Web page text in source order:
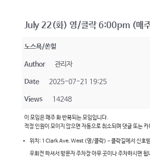
July 22(화) 영/클락 6:00pm (매
노스욕/쏜힐
Author 관리자
Date 2025-07-21 19:25
Views 14248
이 모임은 매주 화 반복되는 모임입니다.
적정 인원이 모이지 않으면 자동으로 취소되며 댓글 또는
위치: 1 Clark Ave. West (영/클락) - 클락길에서 신호
우회전 하셔서 방문자 주차장 아무 곳이나 주차하시면 됩